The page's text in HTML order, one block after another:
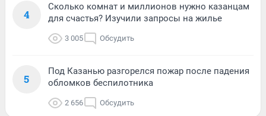
4
Сколько комнат и миллионов нужно казанцам
для счастья? Изучили запросы на жилье
3 005 Обсудить
5
Под Казанью разгорелся пожар после падения
обломков беспилотника
2 656 Обсудить